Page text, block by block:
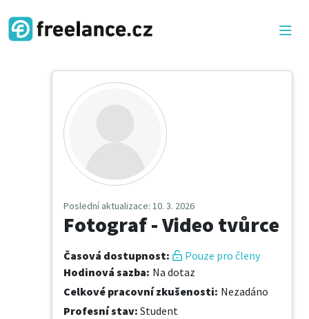
Poslední aktualizace: 10. 3. 2026
Fotograf - Video tvůrce
Časová dostupnost:
Pouze pro členy
Hodinová sazba: Na dotaz
Celkové pracovní zkušenosti: Nezadáno
Profesní stav: Student